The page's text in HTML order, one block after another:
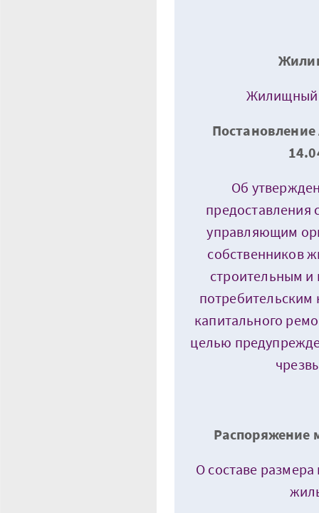
Жилищный
Об
предоставления
управляющим
собственников
строительным
потребительским
капитального
целью
Распоряжение
О составе